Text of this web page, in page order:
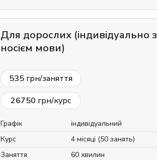
Для дорослих (індивідуально з
носієм мови)
535 грн/заняття
26750 грн/курс
Графік
індивідуальний
Курс
4 місяці (50 занять)
Заняття
60 хвилин